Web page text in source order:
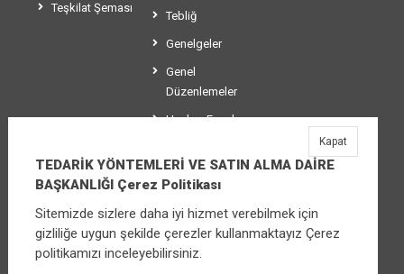
Teşkilat Şeması
Tebliğ
Genelgeler
Genel
Düzenlemeler
Usul ve Esaslar
TEDARİK YÖNTEMLERİ VE SATIN ALMA
DAİRE BAŞKANLIĞI
Üniversiteler Mahallesi Şehit Mehmet Bayraktar
TEDARİK YÖNTEMLERİ VE SATIN ALMA DAİRE
BAŞKANLIĞI Çerez Politikası
Sitemizde sizlere daha iyi hizmet verebilmek için
gizliliğe uygun şekilde çerezler kullanmaktayız Çerez
politikamızı inceleyebilirsiniz.
Kapat